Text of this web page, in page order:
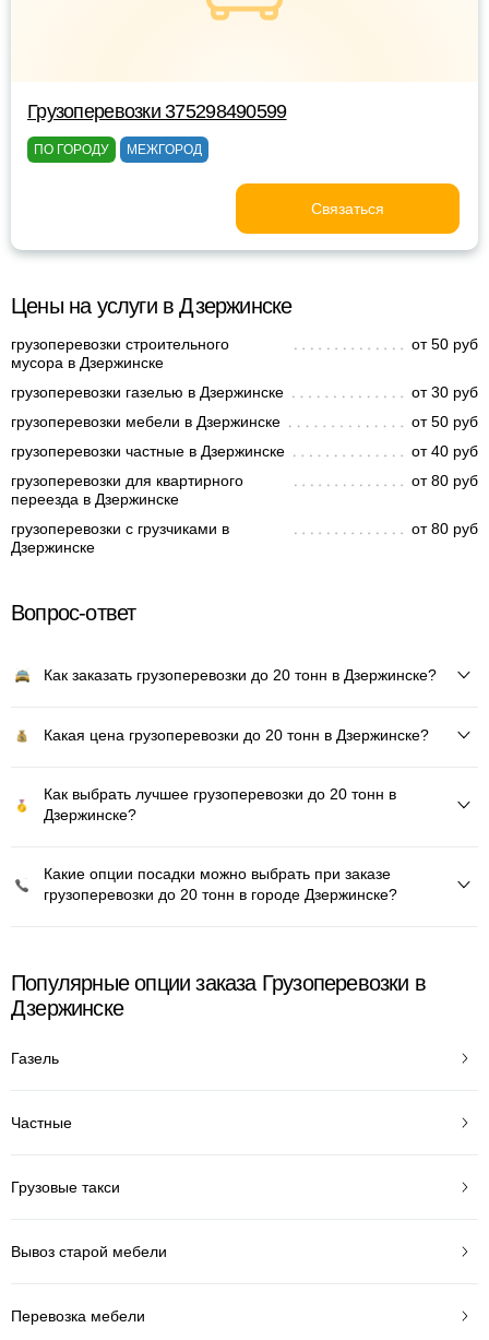
Грузоперевозки 375298490599
ПО ГОРОДУ МЕЖГОРОД
Связаться
Цены на услуги в Дзержинске
грузоперевозки строительного
мусора в Дзержинске
от 50 руб
грузоперевозки газелью в Дзержинске
от 30 руб
грузоперевозки мебели в Дзержинске
от 50 руб
грузоперевозки частные в Дзержинске
от 40 руб
грузоперевозки для квартирного
переезда в Дзержинске
от 80 руб
грузоперевозки с грузчиками в
Дзержинске
от 80 руб
Вопрос-ответ
Как заказать грузоперевозки до 20 тонн в Дзержинске?
Какая цена грузоперевозки до 20 тонн в Дзержинске?
Как выбрать лучшее грузоперевозки до 20 тонн в
Дзержинске?
Какие опции посадки можно выбрать при заказе
грузоперевозки до 20 тонн в городе Дзержинске?
Популярные опции заказа Грузоперевозки в
Дзержинске
Газель
Частные
Грузовые такси
Вывоз старой мебели
Перевозка мебели